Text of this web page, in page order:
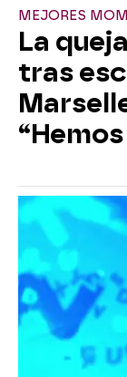
MEJORES
La
tras